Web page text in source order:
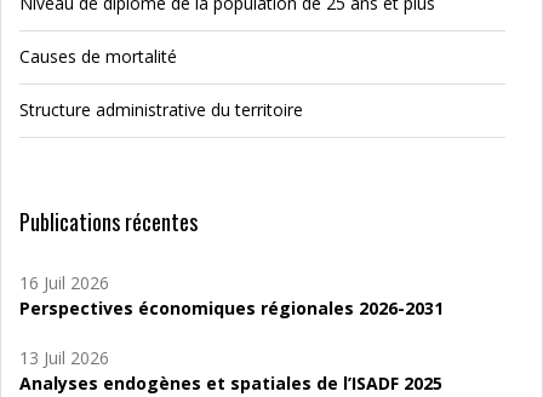
Causes de mortalité
Structure administrative du territoire
Publications récentes
16 Juil 2026
Perspectives économiques régionales 2026-2031
13 Juil 2026
Analyses endogènes et spatiales de l’ISADF 2025